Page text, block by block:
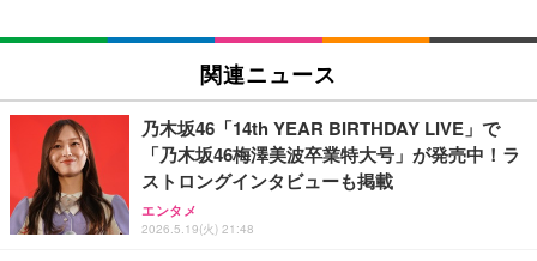
【法人向け・5年安定ビジネスに最適】GMKtec ミニ
SSD】8コア16スレッド 最大4.5GHz Win11 Pro 小
型PC 2.5G有線LAN Wi-Fi 6E BT5.2 8K3画面同時出
力 HDMI2.0/DP1.4/USB-C M.2 SSD 16TB拡張対応
コンパクト 静音ミニPC ゲーミングPC
￥86,999
【ミニpc 最新第12世代 N95 省電力 N97より高速】B
MAX ミニpc mini pc N95 4C/4T 15W 最大3.4GHz 1
2GB LPDDR5+512GB SSD 小型PC 8TB拡張M.2_N
VMe/SATA HDMI2.1/2画面出力 4K@60Hz 小型パソ
【整備済み品】中古 ノートパソコン 富士通 A5511/
Office 2021 Pro 付属/Webカメラ/DVD/豊富な接続端
子 (HDMI, VGA, USB 3.0)/ 有線静音マウス付属/ 180
日保証（メモリ 8GB,SSD256GB）
￥36,880
【整備済み品】中古 ノートパソコン 富士通 A5511/
15.6型/ 第11世代 Core i3-1125G4// Win11 Pro/MS
Office 2021 Pro 付属/Webカメラ/DVD/豊富な接続端
子 (HDMI, VGA, USB 3.0)/ 有線静音マウス付属/ 180
【限定10GB増量モデル】国内メーカー直営 ポケッ
内ギガ付) ギガ割引クーポン毎月付与 端末買い切り
契約・クレカ不要 利用分だけ都度チャージ 充電不要
バッテリーレス 海外利用可能 ([X200]100GB/365日)
￥6,980
【ecoco】 1年間 100GB 充電式 リチャージ 型 ポケ
ット Wi-Fi 契約不要 月額費用なし 【紛失・水濡れ・
落下も1年間交換保証】 工事不要 長時間利用 ギガ
リチャージ 可能
関連ニュース
乃木坂46「14th YEAR BIRTHDAY LIVE」で
「乃木坂46梅澤美波卒業特大号」が発売中！ラ
ストロングインタビューも掲載
エンタメ
2026.5.19(火) 21:48